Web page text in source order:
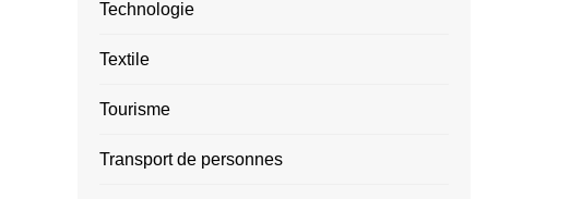
Technologie
Textile
Tourisme
Transport de personnes